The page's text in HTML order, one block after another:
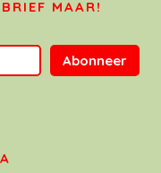
MAAR!
Abonneer